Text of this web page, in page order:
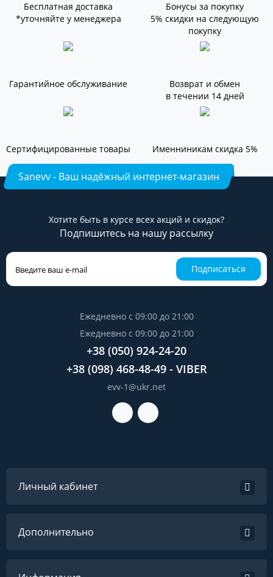
Бесплатная доставка
*уточняйте у менеджера
Бонусы за покупку
5% скидки на следующую
покупку
Гарантийное обслуживание
Возврат и обмен
в течении 14 дней
Сертифицированные товары Именниникам скидка 5%
Sanevv - Ваш надёжный интернет-магазин
Хотите быть в курсе всех акций и скидок?
Подпишитесь на нашу рассылку
Подписаться
Ежедневно с 09:00 до 21:00
Ежедневно с 09:00 до 21:00
+38 (050) 924-24-20
+38 (098) 468-48-49 - VIBER
evv-1@ukr.net
Личный кабинет
Дополнительно